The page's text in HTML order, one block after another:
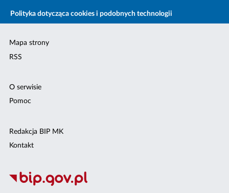
Polityka dotycząca cookies i podobnych technologii
Mapa strony
RSS
O serwisie
Pomoc
Redakcja BIP MK
Kontakt